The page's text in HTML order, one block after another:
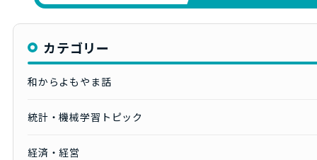
カテゴリー
和からよもやま話
統計・機械学習トピック
経済・経営